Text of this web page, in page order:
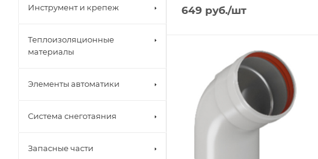
649 руб./шт
Инструмент и крепеж
Теплоизоляционные
материалы
Элементы автоматики
Система снеготаяния
Запасные части